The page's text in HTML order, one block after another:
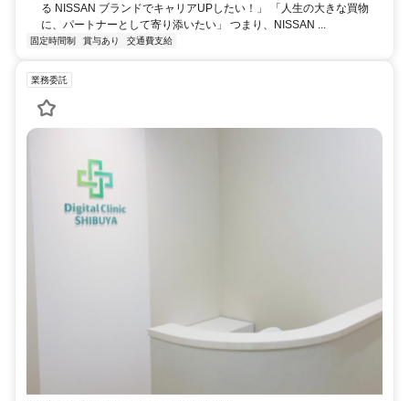
る NISSAN ブランドでキャリアUPしたい！」 「人生の大きな買物
に、パートナーとして寄り添いたい」 つまり、NISSAN ...
固定時間制 賞与あり 交通費支給
業務委託